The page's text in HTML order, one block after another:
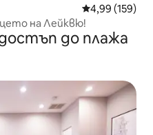
Средна
4,99 (159)
на Лейквю!
до плажа